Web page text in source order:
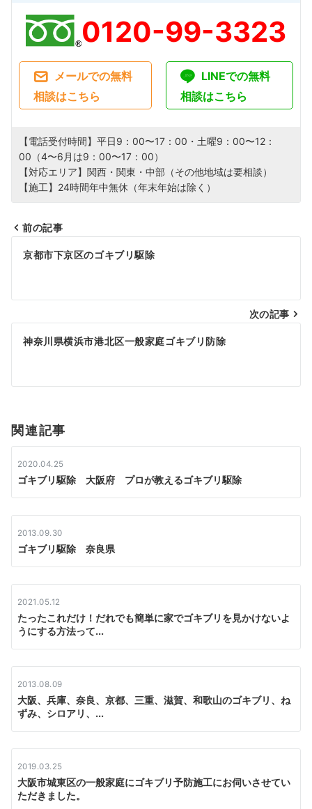
0120-99-3323
メールでの無料
相談はこちら
LINEでの無料
相談はこちら
【電話受付時間】平日9：00〜17：00・土曜9：00〜12：
00（4〜6月は9：00〜17：00）
【対応エリア】関西・関東・中部（その他地域は要相談）
【施工】24時間年中無休（年末年始は除く）
投
ナ
ビ
ョ
ン
前の記事
京都市下京区のゴキブリ駆除
次の記事
神奈川県横浜市港北区一般家庭ゴキブリ防除
関連記事
2020.04.25
ゴキブリ駆除 大阪府 プロが教えるゴキブリ駆除
2013.09.30
ゴキブリ駆除 奈良県
2021.05.12
たったこれだけ！だれでも簡単に家でゴキブリを見かけないよ
うにする方法って...
2013.08.09
大阪、兵庫、奈良、京都、三重、滋賀、和歌山のゴキブリ、ね
ずみ、シロアリ、...
2019.03.25
大阪市城東区の一般家庭にゴキブリ予防施工にお伺いさせてい
ただきました。